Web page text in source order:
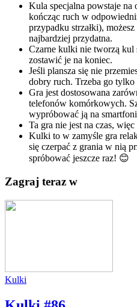
Kula specjalna powstaje
kończąc ruch w
przypadku strzałki),
najbardziej przydatna.
Czarne kulki nie tworzą
zostawić je na koniec.
Jeśli plansza się nie
dobry ruch. Trzeba go tylko
Gra jest dostosowana
telefonów komórkowych.
wypróbować ją na
Ta gra nie jest na czas, więc
Kulki to w zamyśle gra
się czerpać z grania w nią
spróbować jeszcze raz! 😊
Zagraj teraz w
Kulki